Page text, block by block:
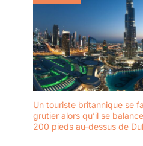
Un touriste britannique se
grutier alors qu’il se
200 pieds au-dessus de